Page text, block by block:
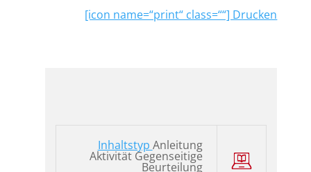
[icon name=“print“ class=““] Drucken
Inhaltstyp Anleitung
Aktivität Gegenseitige
Beurteilung